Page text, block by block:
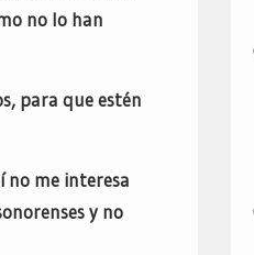
no lo han
para que estén
no me interesa
y no